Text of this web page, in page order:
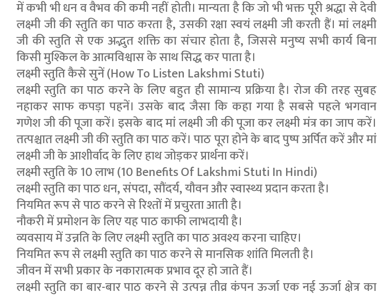
में कभी भी धन व वैभव की कमी नहीं होती। मान्यता है कि जो भी भक्त पूरी श्रद्धा से देवी
लक्ष्मी जी की स्तु‍ति का पाठ करता है, उसकी रक्षा स्वयं लक्ष्मी जी करती हैं। मां लक्ष्मी
जी की स्तु‍ति से एक अद्भुत शक्ति का संचार होता है, जिससे मनुष्य सभी कार्य बिना
किसी मुश्किल के आत्मविश्वास के साथ सिद्ध कर पाता है।
लक्ष्मी स्तुति कैसे सुनें (How To Listen Lakshmi Stuti)
लक्ष्मी स्तुति का पाठ करने के लिए बहुत ही सामान्य प्रक्रिया है। रोज की तरह सुबह
नहाकर साफ कपड़ा पहनें। उसके बाद जैसा कि कहा गया है सबसे पहले भगवान
गणेश जी की पूजा करें। इसके बाद मां लक्ष्मी जी की पूजा कर लक्ष्मी मंत्र का जाप करें।
तत्पश्चात लक्ष्मी जी की स्तुति का पाठ करें। पाठ पूरा होने के बाद पुष्प अर्पित करें और मां
लक्ष्मी जी के आशीर्वाद के लिए हाथ जोड़कर प्रार्थना करें।
लक्ष्मी स्तुति के 10 लाभ (10 Benefits Of Lakshmi Stuti In Hindi)
लक्ष्मी स्तुति का पाठ धन, संपदा, सौंदर्य, यौवन और स्वास्थ्य प्रदान करता है।
नियमित रूप से पाठ करने से रिश्तों में प्रचुरता आती है।
नौकरी में प्रमोशन के लिए यह पाठ काफी लाभदायी है।
व्यवसाय में उन्नति के लिए लक्ष्मी स्तुति का पाठ अवश्य करना चाहिए।
नियमित रूप से लक्ष्मी स्तुति का पाठ करने से मानसिक शांति मिलती है।
जीवन में सभी प्रकार के नकारात्मक प्रभाव दूर हो जाते हैं।
लक्ष्मी स्तुति का बार-बार पाठ करने से उत्पन्न तीव्र कंपन ऊर्जा एक नई ऊर्जा क्षेत्र का